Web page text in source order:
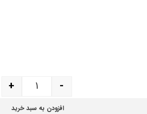
-
+
افزودن به سبد خرید